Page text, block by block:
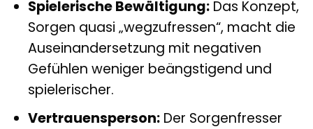
Spielerische Bewältigung:Das Konzept,
Sorgen quasi „wegzufressen“, macht die
Auseinandersetzung mit negativen
Gefühlen weniger beängstigend und
spielerischer.
Vertrauensperson:Der Sorgenfresser